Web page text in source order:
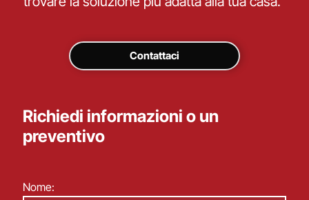
Contattaci
Richiedi informazioni o un
preventivo
Nome: